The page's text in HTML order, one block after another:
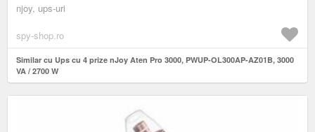
njoy, ups-uri
spy-shop.ro
Similar cu Ups cu 4 prize nJoy Aten Pro 3000, PWUP-OL300AP-AZ01B, 3000
VA / 2700 W